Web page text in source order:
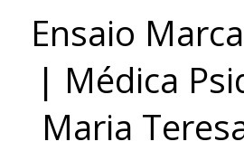
Ensaio
| Médica
Maria